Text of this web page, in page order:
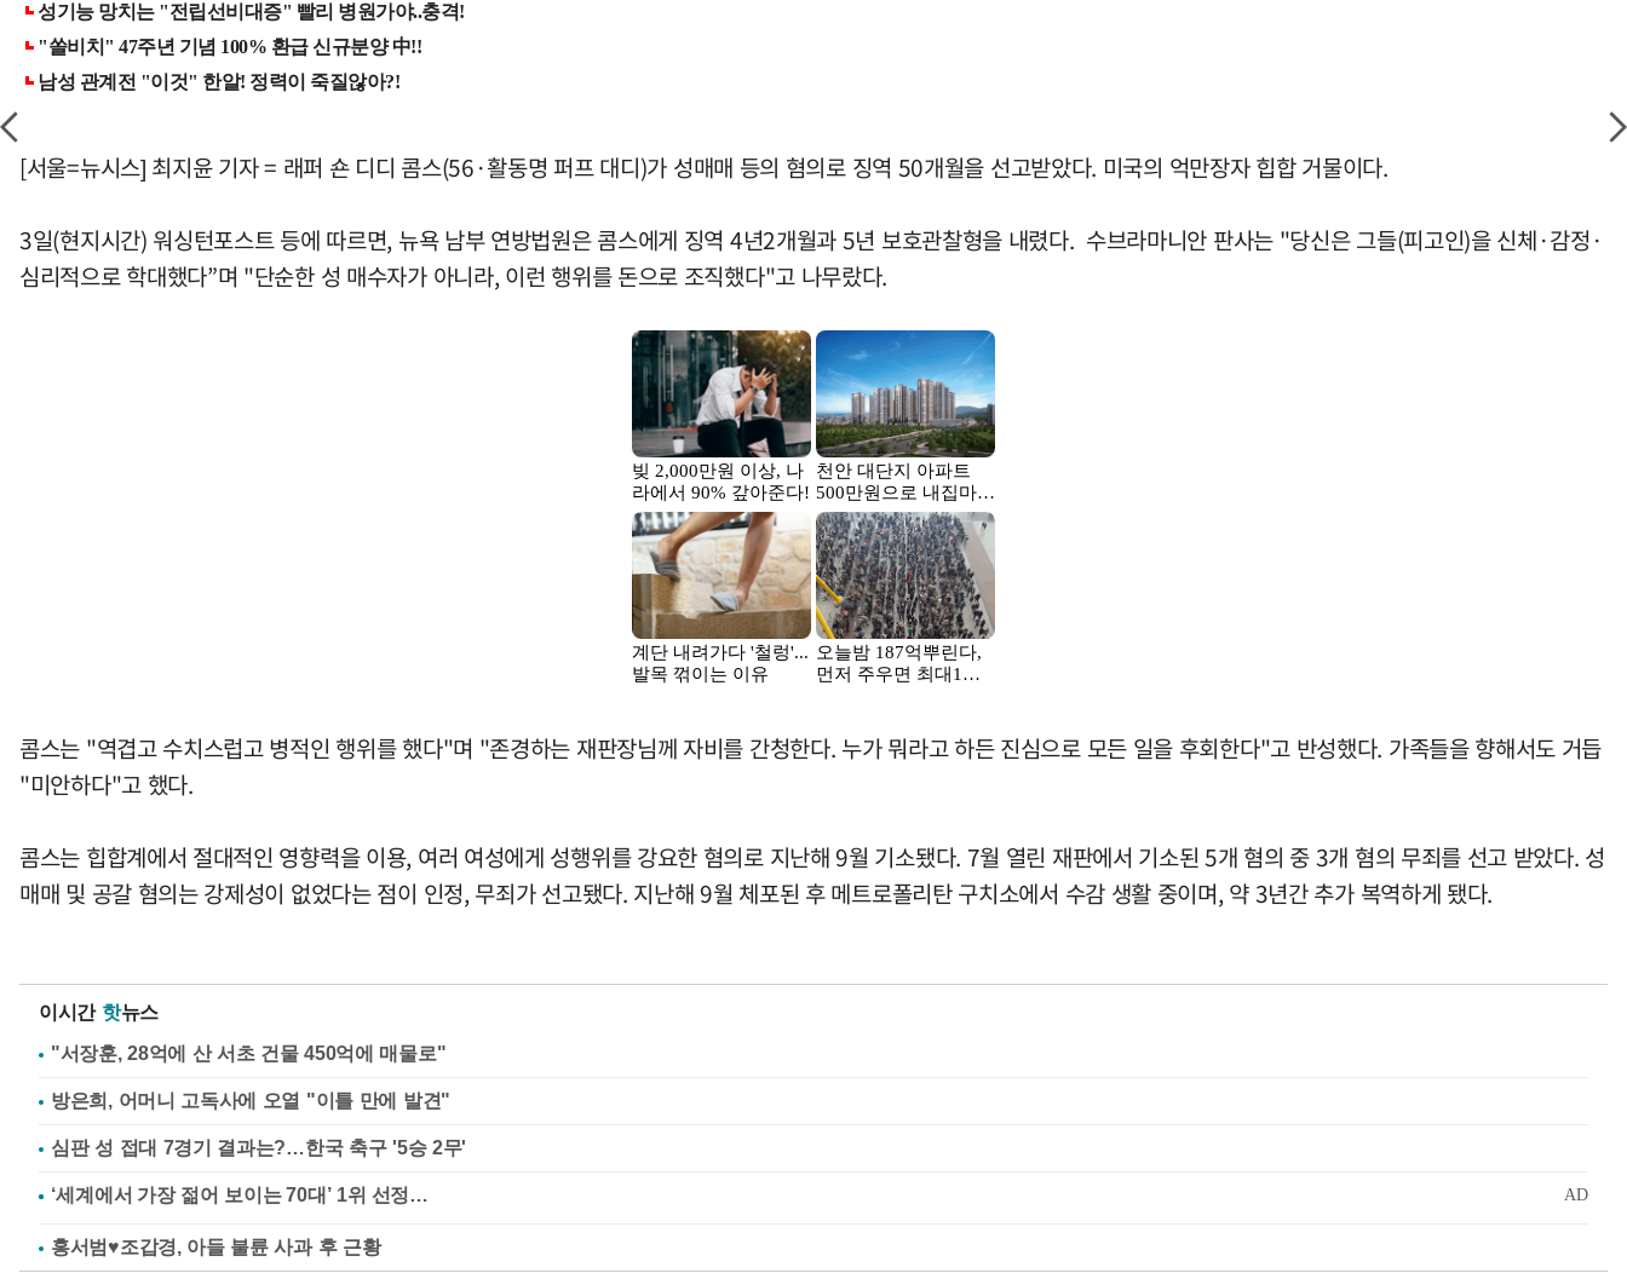
[서울=뉴시스] 최지윤 기자 = 래퍼 숀 디디 콤스(56·활동명 퍼프 대디)가 성매매 등의 혐의로 징역 50개월을 선고받았다. 미국의 억만장자 힙합 거물이다.
3일(현지시간) 워싱턴포스트 등에 따르면, 뉴욕 남부 연방법원은 콤스에게 징역 4년2개월과 5년 보호관찰형을 내렸다. 수브라마니안 판사는 "당신은 그들(피고인)을 신체·감정·
심리적으로 학대했다”며 "단순한 성 매수자가 아니라, 이런 행위를 돈으로 조직했다"고 나무랐다.
콤스는 "역겹고 수치스럽고 병적인 행위를 했다"며 "존경하는 재판장님께 자비를 간청한다. 누가 뭐라고 하든 진심으로 모든 일을 후회한다"고 반성했다. 가족들을 향해서도 거듭
"미안하다"고 했다.
콤스는 힙합계에서 절대적인 영향력을 이용, 여러 여성에게 성행위를 강요한 혐의로 지난해 9월 기소됐다. 7월 열린 재판에서 기소된 5개 혐의 중 3개 혐의 무죄를 선고 받았다. 성
매매 및 공갈 혐의는 강제성이 없었다는 점이 인정, 무죄가 선고됐다. 지난해 9월 체포된 후 메트로폴리탄 구치소에서 수감 생활 중이며, 약 3년간 추가 복역하게 됐다.
이시간 핫뉴스
"서장훈, 28억에 산 서초 건물 450억에 매물로"
방은희, 어머니 고독사에 오열 "이틀 만에 발견"
심판 성 접대 7경기 결과는?…한국 축구 '5승 2무'
홍서범♥조갑경, 아들 불륜 사과 후 근황